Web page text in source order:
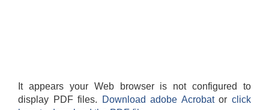
It appears your Web browser is not configured to
display PDF files.
Download adobe Acrobatorclick